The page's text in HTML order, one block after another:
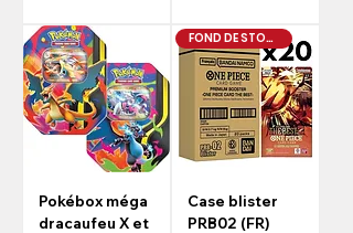
Pokébox méga
dracaufeu X et
FOND DE STOCK
Case blister
PRB02 (FR)